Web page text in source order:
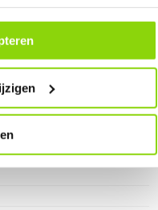
vind je een overzicht van
altijd intrekken, dit doe je
op ‘Cookievoorkeuren’